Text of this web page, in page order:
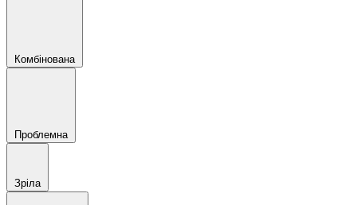
Комбінована
Проблемна
Зріла